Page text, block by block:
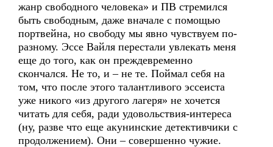
жанр свободного человека» и ПВ стремился
быть свободным, даже вначале с помощью
портвейна, но свободу мы явно чувствуем по-
разному. Эссе Вайля перестали увлекать меня
еще до того, как он преждевременно
скончался. Не то, и – не те. Поймал себя на
том, что после этого талантливого эссеиста
уже никого «из другого лагеря» не хочется
читать для себя, ради удовольствия-интереса
(ну, разве что еще акунинские детективчики с
продолжением). Они – совершенно чужие.